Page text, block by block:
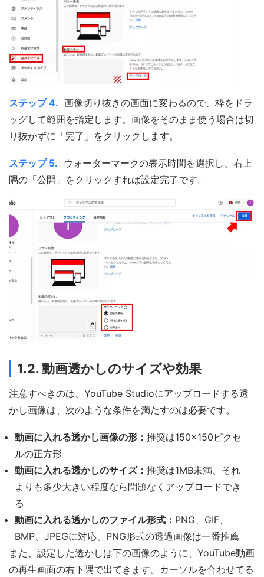
ステップ 4. 画像切り抜きの画面に変わるので、枠をドラ
ッグして範囲を指定します。画像をそのまま使う場合は切
り抜かずに「完了」をクリックします。
ステップ 5.
ウォーターマークの表示時間を選択し、右上
隅の「公開」をクリックすれば設定完了です。
1.2. 動画透かしのサイズや効果
注意すべきのは、YouTube Studioにアップロードする透
かし画像は、次のような条件を満たすのは必要です。
動画に入れる透かし画像の形： 推奨は150×150ピクセ
ルの正方形
動画に入れる透かしのサイズ： 推奨は1MB未満、それ
よりも多少大きい程度なら問題なくアップロードでき
る
動画に入れる透かしのファイル形式： PNG、GIF、
BMP、JPEGに対応、PNG形式の透過画像は一番推薦
また、設定した透かしは下の画像のように、YouTube動画
の再生画面の右下隅で出てきます。カーソルを合わせてる